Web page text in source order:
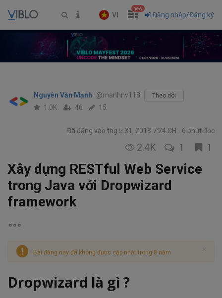
VI
new
Đăng nhập/Đăng ký
Nguyễn Văn Mạnh @manhnv118 Theo dõi
1.0K 46 15
Đã đăng vào thg 5 31, 2018 7:24 CH 6 phút đọc
2.4K 1 1
Xây dựng RESTful Web Service
trong Java với Dropwizard
framework
Bài đăng này đã không được cập nhật trong 8 năm
Dropwizard là gì ?